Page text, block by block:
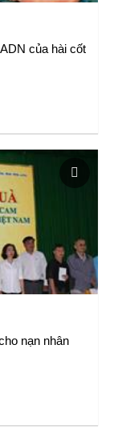
của hài cốt
nạn nhân